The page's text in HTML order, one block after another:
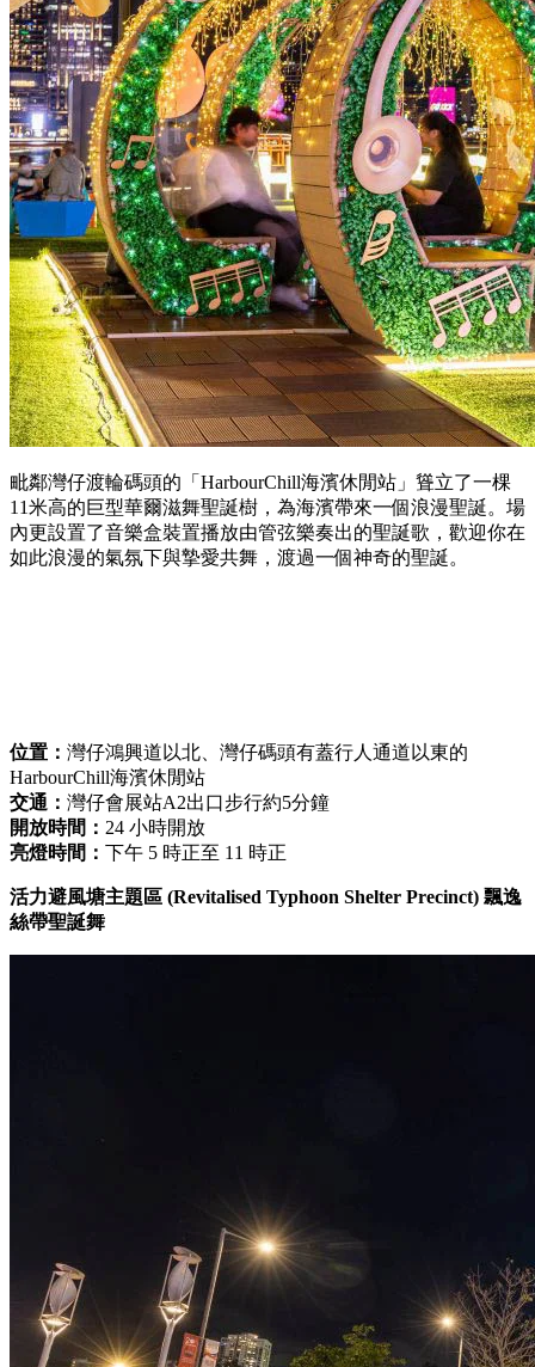
毗鄰灣仔渡輪碼頭的「HarbourChill海濱休閒站」聳立了一棵
11米高的巨型華爾滋舞聖誕樹，為海濱帶來一個浪漫聖誕。場
內更設置了音樂盒裝置播放由管弦樂奏出的聖誕歌，歡迎你在
如此浪漫的氣氛下與摯愛共舞，渡過一個神奇的聖誕。
位置： 灣仔鴻興道以北、灣仔碼頭有蓋行人通道以東的
HarbourChill海濱休閒站
交通： 灣仔會展站A2出口步行約5分鐘
開放時間： 24 小時開放
亮燈時間： 下午 5 時正至 11 時正
活力避風塘主題區 (Revitalised Typhoon Shelter Precinct) 飄逸
絲帶聖誕舞